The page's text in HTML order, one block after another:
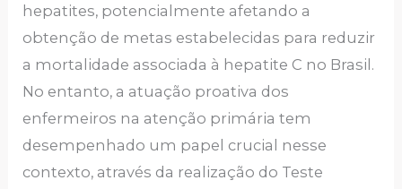
hepatites, potencialmente afetando a
obtenção de metas estabelecidas para reduzir
a mortalidade associada à hepatite C no Brasil.
No entanto, a atuação proativa dos
enfermeiros na atenção primária tem
desempenhado um papel crucial nesse
contexto, através da realização do Teste